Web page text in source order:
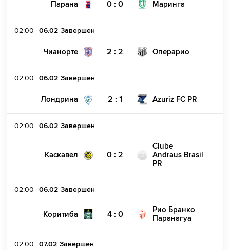
Парана 0 : 0 Маринга
02:00 06.02 Завершен
Чианорте 2 : 2 Операрио
02:00 06.02 Завершен
Лондрина 2 : 1 Azuriz FC PR
02:00 06.02 Завершен
Каскавел 0 : 2
Clube
Andraus Brasil
PR
02:00 06.02 Завершен
Коритиба 4 : 0
Рио Бранко
Паранагуа
02:00 07.02 Завершен